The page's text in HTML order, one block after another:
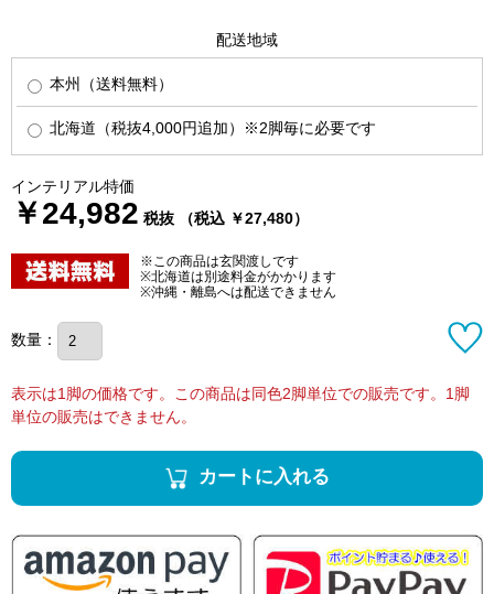
配送地域
本州（送料無料）
北海道（税抜4,000円追加）※2脚毎に必要です
インテリアル特価
￥24,982 税抜 （税込 ￥27,480）
※この商品は玄関渡しです
※北海道は別途料金がかかります
※沖縄・離島へは配送できません
数量：
表示は1脚の価格です。この商品は同色2脚単位での販売です。1脚
単位の販売はできません。
カートに入れる